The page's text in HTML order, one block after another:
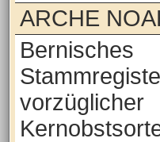
ARCHE
Bernisches
vorzüglicher